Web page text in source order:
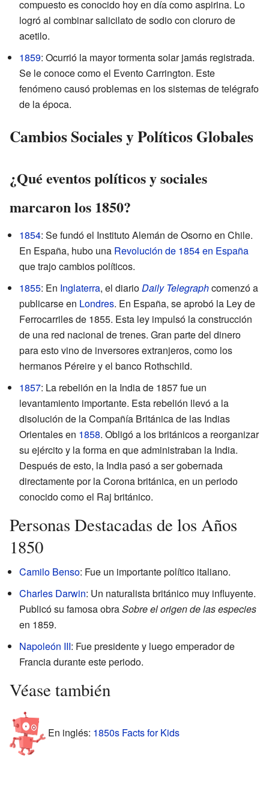
compuesto es conocido hoy en día como aspirina. Lo
logró al combinar salicilato de sodio con cloruro de
acetilo.
1859: Ocurrió la mayor tormenta solar jamás registrada.
Se le conoce como el Evento Carrington. Este
fenómeno causó problemas en los sistemas de telégrafo
de la época.
Cambios Sociales y Políticos Globales
¿Qué eventos políticos y sociales
marcaron los 1850?
1854: Se fundó el Instituto Alemán de Osorno en Chile.
En España, hubo una Revolución de 1854 en España
que trajo cambios políticos.
1855: En Inglaterra, el diarioDaily Telegraphcomenzó a
publicarse en Londres. En España, se aprobó la Ley de
Ferrocarriles de 1855. Esta ley impulsó la construcción
de una red nacional de trenes. Gran parte del dinero
para esto vino de inversores extranjeros, como los
hermanos Péreire y el banco Rothschild.
1857: La rebelión en la India de 1857 fue un
levantamiento importante. Esta rebelión llevó a la
disolución de la Compañía Británica de las Indias
Orientales en 1858. Obligó a los británicos a reorganizar
su ejército y la forma en que administraban la India.
Después de esto, la India pasó a ser gobernada
directamente por la Corona británica, en un periodo
conocido como el Raj británico.
Personas Destacadas de los Años
1850
Camilo Benso: Fue un importante político italiano.
Charles Darwin: Un naturalista británico muy influyente.
Publicó su famosa obraSobre el origen de las especies
en 1859.
Napoleón III: Fue presidente y luego emperador de
Francia durante este periodo.
Véase también
En inglés: 1850s Facts for Kids